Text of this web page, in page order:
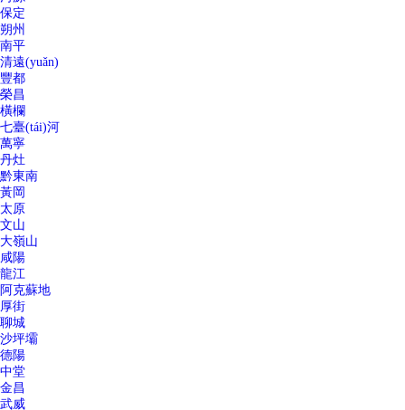
保定
朔州
南平
清遠(yuǎn)
豐都
榮昌
橫欄
七臺(tái)河
萬寧
丹灶
黔東南
黃岡
太原
文山
大嶺山
咸陽
龍江
阿克蘇地
厚街
聊城
沙坪壩
德陽
中堂
金昌
武威